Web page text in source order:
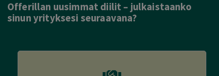
Offerillan uusimmat diilit – julkaistaanko
sinun yrityksesi seuraavana?